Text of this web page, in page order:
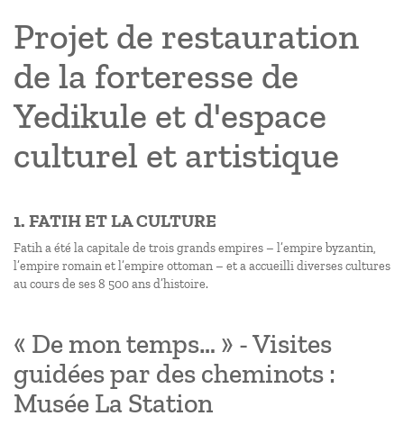
Projet de restauration
de la forteresse de
Yedikule et d'espace
culturel et artistique
1. FATIH ET LA CULTURE
Fatih a été la capitale de trois grands empires – l’empire byzantin,
l’empire romain et l’empire ottoman – et a accueilli diverses cultures
au cours de ses 8 500 ans d’histoire.
« De mon temps… » - Visites
guidées par des cheminots :
Musée La Station